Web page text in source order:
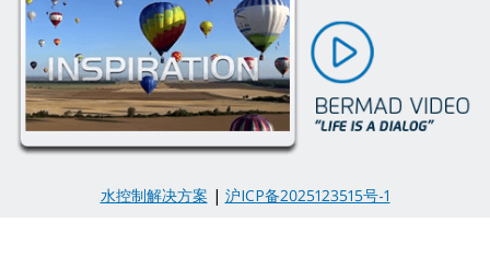
水控制解决方案 | 沪ICP备2025123515号-1